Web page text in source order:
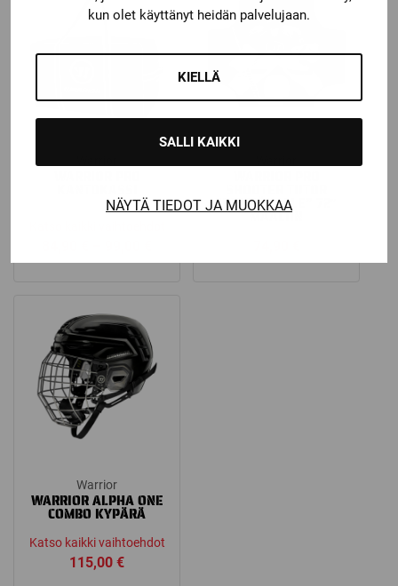
kun olet käyttänyt heidän palvelujaan.
KIELLÄ
SALLI KAIKKI
NÄYTÄ TIEDOT JA MUOKKAA
range:
”KYLMÄKALLE” 72″
MAALIIN
Warrior
WARRIOR ALPHA ONE
COMBO KYPÄRÄ
Katso kaikki vaihtoehdot
115,00€